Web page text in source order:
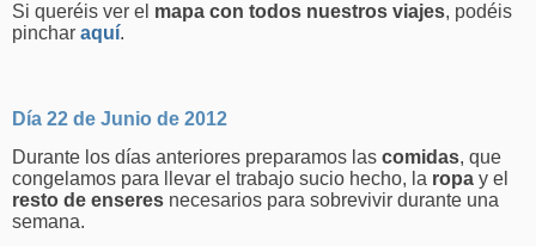
Si queréis ver el mapa con todos nuestros viajes, podéis
pinchar aquí.
Día 22 de Junio de 2012
Durante los días anteriores preparamos las comidas, que
congelamos para llevar el trabajo sucio hecho, la ropa y el
resto de enseres necesarios para sobrevivir durante una
semana.